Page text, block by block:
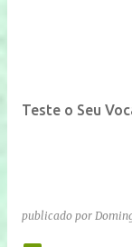
Teste o Seu
publicado por